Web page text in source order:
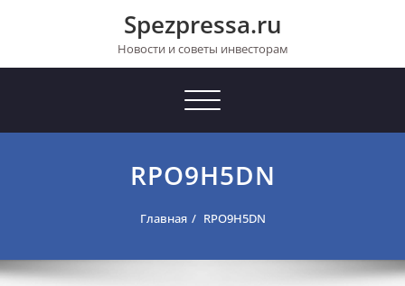
Spezpressa.ru
Новости и советы инвесторам
Toggle
RPO9H5DN
Главная RPO9H5DN